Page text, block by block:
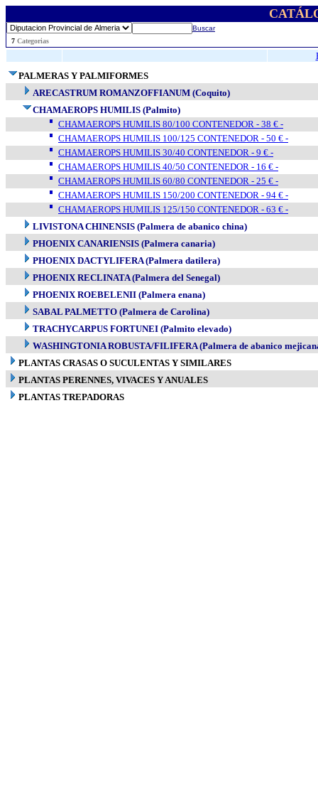
Buscar
7 Categorias
PALMERAS Y PALMIFORMES
ARECASTRUM ROMANZOFFIANUM (Coquito)
CHAMAEROPS HUMILIS (Palmito)
CHAMAEROPS HUMILIS 80/100 CONTENEDOR - 38 € -
CHAMAEROPS HUMILIS 100/125 CONTENEDOR - 50 € -
CHAMAEROPS HUMILIS 30/40 CONTENEDOR - 9 € -
CHAMAEROPS HUMILIS 40/50 CONTENEDOR - 16 € -
CHAMAEROPS HUMILIS 60/80 CONTENEDOR - 25 € -
CHAMAEROPS HUMILIS 150/200 CONTENEDOR - 94 € -
CHAMAEROPS HUMILIS 125/150 CONTENEDOR - 63 € -
LIVISTONA CHINENSIS (Palmera de abanico china)
PHOENIX CANARIENSIS (Palmera canaria)
PHOENIX DACTYLIFERA (Palmera datilera)
PHOENIX RECLINATA (Palmera del Senegal)
PHOENIX ROEBELENII (Palmera enana)
SABAL PALMETTO (Palmera de Carolina)
TRACHYCARPUS FORTUNEI (Palmito elevado)
WASHINGTONIA ROBUSTA/FILIFERA (Palmera de abanico
PLANTAS CRASAS O SUCULENTAS Y SIMILARES
PLANTAS PERENNES, VIVACES Y ANUALES
PLANTAS TREPADORAS